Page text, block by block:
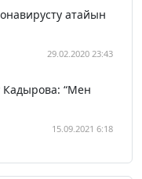
атайын
29.02.2020 23:43
“Мен
15.09.2021 6:18